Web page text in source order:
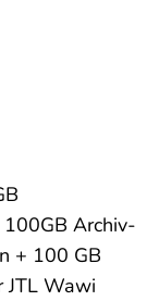
Archiv-
+ 100 GB
JTL Wawi